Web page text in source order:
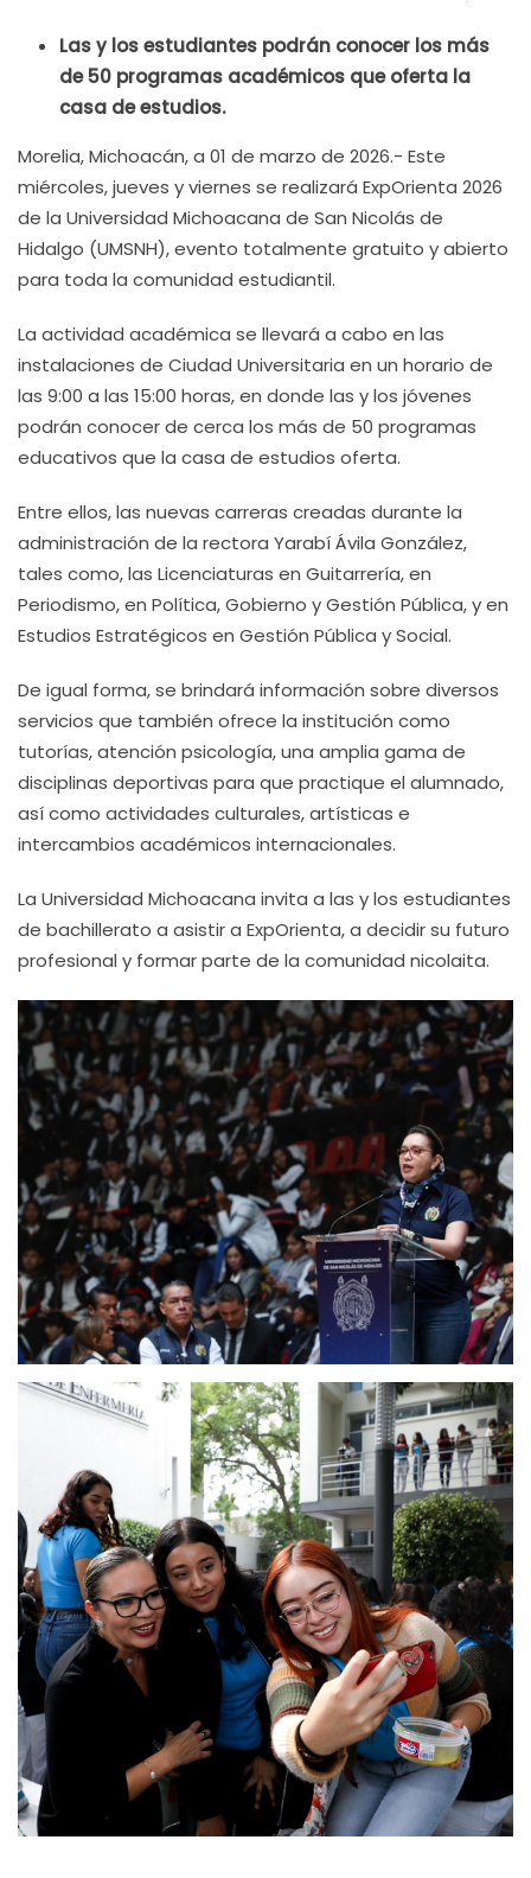
Las y los estudiantes podrán conocer los más
de 50 programas académicos que oferta la
casa de estudios.
Morelia, Michoacán, a 01 de marzo de 2026.- Este
miércoles, jueves y viernes se realizará ExpOrienta 2026
de la Universidad Michoacana de San Nicolás de
Hidalgo (UMSNH), evento totalmente gratuito y abierto
para toda la comunidad estudiantil.
La actividad académica se llevará a cabo en las
instalaciones de Ciudad Universitaria en un horario de
las 9:00 a las 15:00 horas, en donde las y los jóvenes
podrán conocer de cerca los más de 50 programas
educativos que la casa de estudios oferta.
Entre ellos, las nuevas carreras creadas durante la
administración de la rectora Yarabí Ávila González,
tales como, las Licenciaturas en Guitarrería, en
Periodismo, en Política, Gobierno y Gestión Pública, y en
Estudios Estratégicos en Gestión Pública y Social.
De igual forma, se brindará información sobre diversos
servicios que también ofrece la institución como
tutorías, atención psicología, una amplia gama de
disciplinas deportivas para que practique el alumnado,
así como actividades culturales, artísticas e
intercambios académicos internacionales.
La Universidad Michoacana invita a las y los estudiantes
de bachillerato a asistir a ExpOrienta, a decidir su futuro
profesional y formar parte de la comunidad nicolaita.